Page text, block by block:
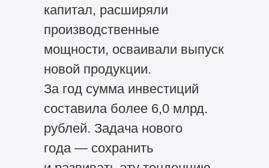
капитал, расширяли
производственные
мощности, осваивали выпуск
новой продукции.
За год сумма инвестиций
составила более 6,0 млрд.
рублей. Задача нового
года — сохранить